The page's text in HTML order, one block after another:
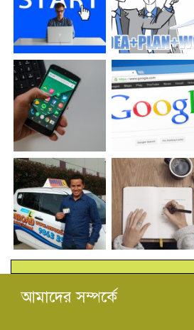
আমাদের সম্পর্কে